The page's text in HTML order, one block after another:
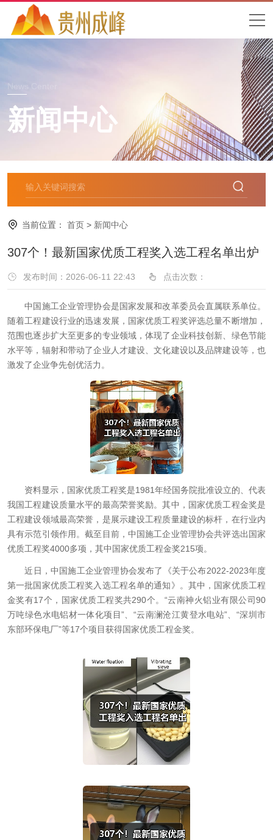
News Center
新闻中心
当前位置： 首页 > 新闻中心
307个！最新国家优质工程奖入选工程名单出炉
发布时间：2026-06-11 22:43 点击次数：
中国施工企业管理协会是国家发展和改革委员会直属联系单位。
随着工程建设行业的迅速发展，国家优质工程奖评选总量不断增加，
范围也逐步扩大至更多的专业领域，体现了企业科技创新、绿色节能
水平等，辐射和带动了企业人才建设、文化建设以及品牌建设等，也
激发了企业争先创优活力。
资料显示，国家优质工程奖是1981年经国务院批准设立的、代表
我国工程建设质量水平的最高荣誉奖励。其中，国家优质工程金奖是
工程建设领域最高荣誉，是展示建设工程质量建设的标杆，在行业内
具有示范引领作用。截至目前，中国施工企业管理协会共评选出国家
优质工程奖4000多项，其中国家优质工程金奖215项。
近日，中国施工企业管理协会发布了《关于公布2022-2023年度
第一批国家优质工程奖入选工程名单的通知》。其中，国家优质工程
金奖有17个，国家优质工程奖共290个。“云南神火铝业有限公司90
万吨绿色水电铝材一体化项目”、“云南澜沧江黄登水电站”、“深圳市
东部环保电厂”等17个项目获得国家优质工程金奖。